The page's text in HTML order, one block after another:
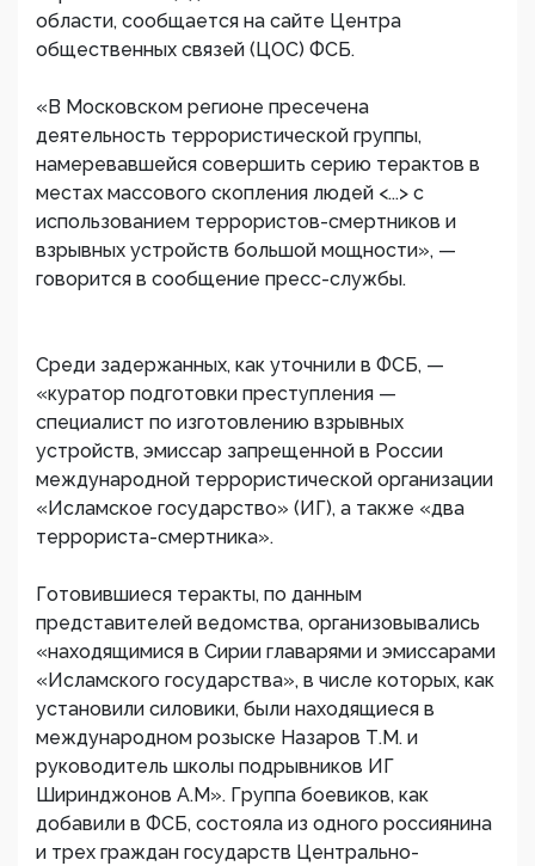
области, сообщается на сайте Центра
общественных связей (ЦОС) ФСБ.
«В Московском регионе пресечена
деятельность террористической группы,
намеревавшейся совершить серию терактов в
местах массового скопления людей <...> с
использованием террористов-смертников и
взрывных устройств большой мощности», —
говорится в сообщение пресс-службы.
Среди задержанных, как уточнили в ФСБ, —
«куратор подготовки преступления —
специалист по изготовлению взрывных
устройств, эмиссар запрещенной в России
международной террористической организации
«Исламское государство» (ИГ), а также «два
террориста-смертника».
Готовившиеся теракты, по данным
представителей ведомства, организовывались
«находящимися в Сирии главарями и эмиссарами
«Исламского государства», в числе которых, как
установили силовики, были находящиеся в
международном розыске Назаров Т.М. и
руководитель школы подрывников ИГ
Ширинджонов А.М». Группа боевиков, как
добавили в ФСБ, состояла из одного россиянина
и трех граждан государств Центрально-